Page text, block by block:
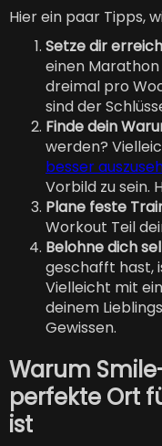
Hier ein paar Tipps,
Setze dir
einen Marathon
dreimal pro
sind der
Finde dein
werden?
besser
Vorbild zu sein.
Plane feste
Workout Teil
Belohne dich
geschafft hast,
Vielleicht mit
deinem
Gewissen.
Warum
perfekte Ort
ist